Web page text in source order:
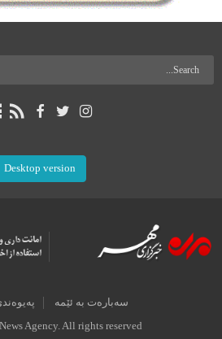
Desktop version
سەبارەت بە ئێمە
Agency. All rights reserved